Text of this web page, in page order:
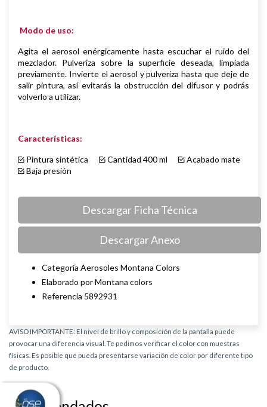
Modo de uso:
Agita el aerosol enérgicamente hasta escuchar el ruido del
mezclador. Pulveriza sobre la superficie deseada, limpiada
previamente. Invierte el aerosol y pulveriza hasta que deje de
salir pintura, así evitarás la obstrucción del difusor y podrás
volverlo a utilizar.
Características:
Pintura sintética Cantidad 400 ml
Acabado mate
Baja presión
Descargar Ficha Técnica
Descargar Anexo
Categoría Aerosoles Montana Colors
Elaborado por Montana colors
Referencia 5892931
AVISO IMPORTANTE: El nivel de brillo y composición de la pantalla puede
provocar una diferencia visual. Te pedimos verificar el color con muestras
físicas. Es posible que pueda presentarse variación de color por diferente tipo
de producto.